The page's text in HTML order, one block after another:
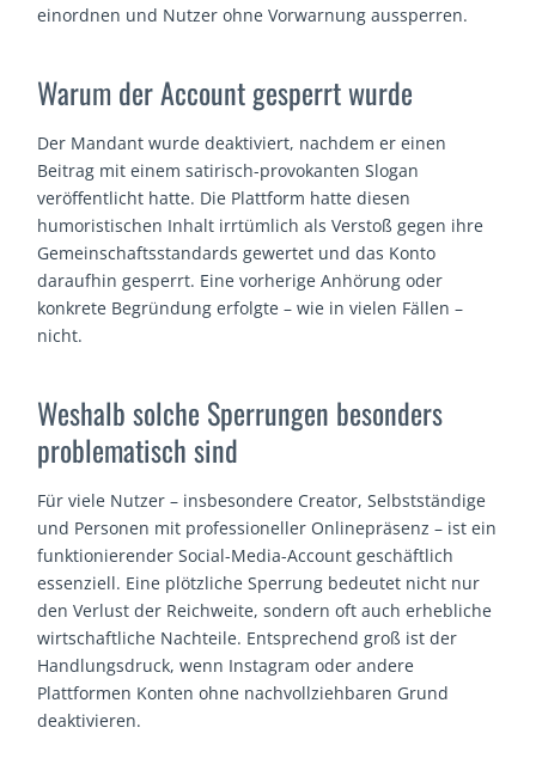
einordnen und Nutzer ohne Vorwarnung aussperren.
Warum der Account gesperrt wurde
Der Mandant wurde deaktiviert, nachdem er einen
Beitrag mit einem satirisch-provokanten Slogan
veröffentlicht hatte. Die Plattform hatte diesen
humoristischen Inhalt irrtümlich als Verstoß gegen ihre
Gemeinschaftsstandards gewertet und das Konto
daraufhin gesperrt. Eine vorherige Anhörung oder
konkrete Begründung erfolgte – wie in vielen Fällen –
nicht.
Weshalb solche Sperrungen besonders
problematisch sind
Für viele Nutzer – insbesondere Creator, Selbstständige
und Personen mit professioneller Onlinepräsenz – ist ein
funktionierender Social-Media-Account geschäftlich
essenziell. Eine plötzliche Sperrung bedeutet nicht nur
den Verlust der Reichweite, sondern oft auch erhebliche
wirtschaftliche Nachteile. Entsprechend groß ist der
Handlungsdruck, wenn Instagram oder andere
Plattformen Konten ohne nachvollziehbaren Grund
deaktivieren.